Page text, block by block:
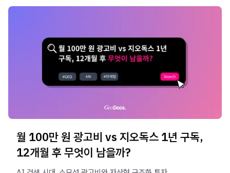
월 100만 원 광고비 vs 지오독스 1년 구독,
12개월 후 무엇이 남을까?